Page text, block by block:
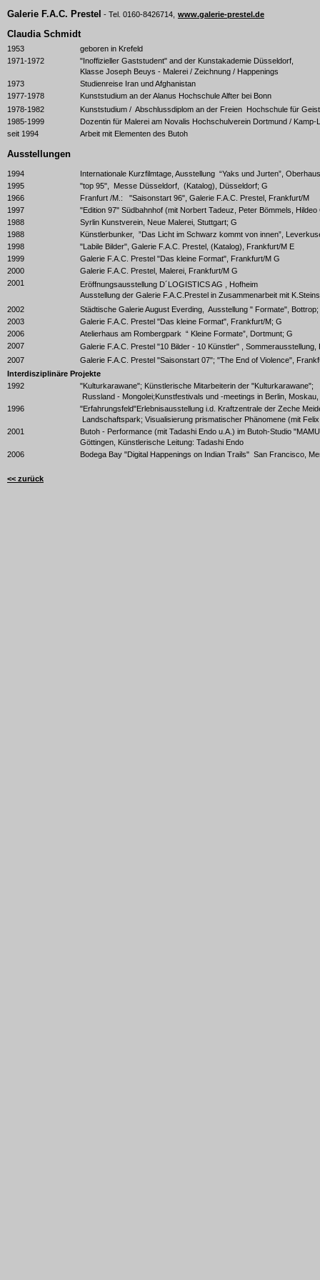
Galerie F.A.C. Prestel - Tel. 0160-8426714, www.galerie-prestel.de
Claudia Schmidt
1953
geboren in Krefeld
1971-1972
"Inoffizieller Gaststudent" and der Kunstakademie Düsseldorf,
Klasse Joseph Beuys - Malerei / Zeichnung / Happenings
1973
Studienreise Iran und Afghanistan
1977-1978
Kunststudium an der Alanus Hochschule Alfter bei Bonn
1978-1982
Kunststudium / Abschlussdiplom an der Freien Hochschule für
1985-1999
Dozentin für Malerei am Novalis Hochschulverein Dortmund / Kamp-
seit 1994
Arbeit mit Elementen des Butoh
Ausstellungen
1994
Internationale Kurzfilmtage, Ausstellung “Yaks und Jurten”,
1995
"top 95", Messe Düsseldorf, (Katalog), Düsseldorf; G
1966
Franfurt /M.: "Saisonstart 96", Galerie F.A.C. Prestel, Frankfurt/M
1997
"Edition 97" Südbahnhof (mit Norbert Tadeuz, Peter Bömmels,
1988
Syrlin Kunstverein, Neue Malerei, Stuttgart; G
1988
Künstlerbunker, ”Das Licht im Schwarz kommt von innen”,
1998
"Labile Bilder", Galerie F.A.C. Prestel, (Katalog), Frankfurt/M E
1999
Galerie F.A.C. Prestel "Das kleine Format", Frankfurt/M G
2000
Galerie F.A.C. Prestel, Malerei, Frankfurt/M G
2001
Eröffnungsausstellung D´LOGISTICS AG , Hofheim
Ausstellung der Galerie F.A.C.Prestel in Zusammenarbeit mit
2002
Städtische Galerie August Everding, Ausstellung " Formate",
2003
Galerie F.A.C. Prestel "Das kleine Format", Frankfurt/M; G
2006
Atelierhaus am Rombergpark “ Kleine Formate”, Dortmunt; G
2007
Galerie F.A.C. Prestel "10 Bilder - 10 Künstler" , Sommerausstellung,
2007
Galerie F.A.C. Prestel "Saisonstart 07"; "The End of Violence",
Interdisziplinäre Projekte
1992
"Kulturkarawane"; Künstlerische Mitarbeiterin der "Kulturkarawane";
Russland - Mongolei;Kunstfestivals und -meetings in Berlin,
1996
"Erfahrungsfeld"Erlebnisausstellung i.d. Kraftzentrale der Zeche
Landschaftspark; Visualisierung prismatischer Phänomene (mit
2001
Butoh - Performance (mit Tadashi Endo u.A.) im Butoh-Studio
Göttingen, Künstlerische Leitung: Tadashi Endo
2006
Bodega Bay "Digital Happenings on Indian Trails" San Francisco,
<< zurück